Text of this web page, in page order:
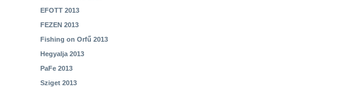
EFOTT 2013
FEZEN 2013
Fishing on Orfű 2013
Hegyalja 2013
PaFe 2013
Sziget 2013